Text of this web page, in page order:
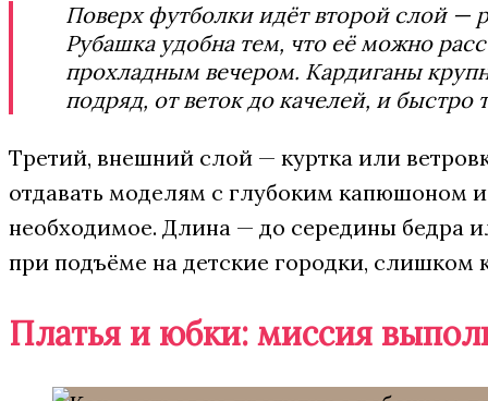
Поверх футболки идёт второй слой —
Рубашка удобна тем, что её можно
прохладным вечером. Кардиганы
подряд, от веток до качелей, и быстро
Третий, внешний слой — куртка или
отдавать моделям с глубоким капюшоном
необходимое. Длина — до середины
при подъёме на детские городки,
Платья и юбки: миссия